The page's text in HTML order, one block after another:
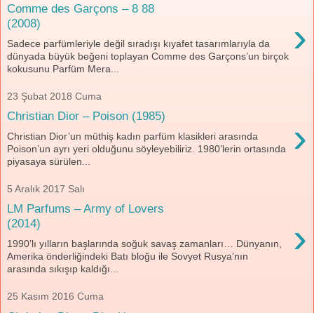
Comme des Garçons – 8 88
(2008)
›
Sadece parfümleriyle değil sıradışı kıyafet tasarımlarıyla da
dünyada büyük beğeni toplayan Comme des Garçons’un birçok
kokusunu Parfüm Mera...
23 Şubat 2018 Cuma
Christian Dior – Poison (1985) ›
Christian Dior’un müthiş kadın parfüm klasikleri arasında
Poison’un ayrı yeri olduğunu söyleyebiliriz. 1980’lerin ortasında
piyasaya sürülen...
5 Aralık 2017 Salı
LM Parfums – Army of Lovers
(2014)
›
1990’lı yılların başlarında soğuk savaş zamanları… Dünyanın,
Amerika önderliğindeki Batı bloğu ile Sovyet Rusya’nın
arasında sıkışıp kaldığı...
25 Kasım 2016 Cuma